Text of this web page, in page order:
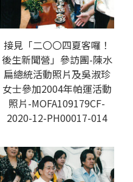
接見「二〇〇四夏客囉！
後生新聞營」參訪團-陳水
扁總統活動照片及吳淑珍
女士參加2004年帕運活動
照片-MOFA109179CF-
2020-12-PH00017-014